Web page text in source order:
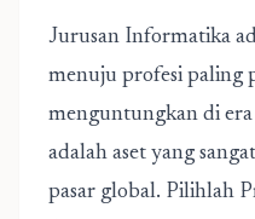
Jurusan Informatika
menuju profesi paling
menguntungkan di
adalah aset yang
pasar global. Pilihlah